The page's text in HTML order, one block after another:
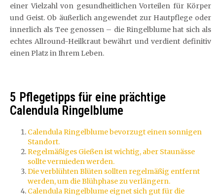
einer Vielzahl von gesundheitlichen Vorteilen für Körper
und Geist. Ob äußerlich angewendet zur Hautpflege oder
innerlich als Tee genossen – die Ringelblume hat sich als
echtes Allround-Heilkraut bewährt und verdient definitiv
einen Platz in Ihrem Leben.
5 Pflegetipps für eine prächtige
Calendula Ringelblume
Calendula Ringelblume bevorzugt einen sonnigen
Standort.
Regelmäßiges Gießen ist wichtig, aber Staunässe
sollte vermieden werden.
Die verblühten Blüten sollten regelmäßig entfernt
werden, um die Blühphase zu verlängern.
Calendula Ringelblume eignet sich gut für die